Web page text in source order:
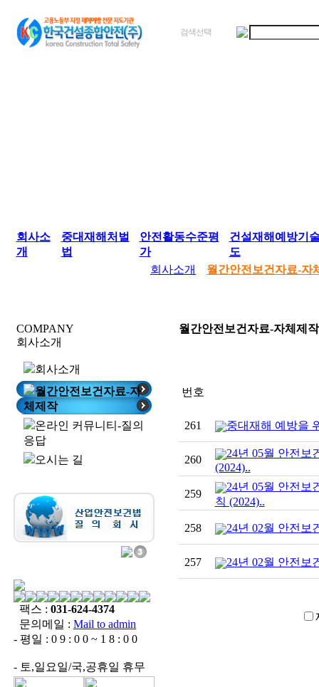
검색선택
회사소
개
중대재해처벌
법
안전활동수준평
가
건설재해예방기
도
회사소개
월간안전보건자료-자
COMPANY
회사소개
회사소개
월간안전보건자료-자
체제작
온라인 커뮤니티-질의
응답
오시는 길
팩스 : 031-624-4374
문의메일 : Mail to admin
- 평일 : 0 9 : 0 0 ~ 1 8 : 0 0
- 토,일요일/국,공휴일 휴무
월간안전보건자료-자체제작
번호
261 중대재해 예방을
260
24년 05월 안전보
(2024)..
259
24년 05월 안전보
칙 (2024)..
258 24년 02월 안전보
257 24년 02월 안전보